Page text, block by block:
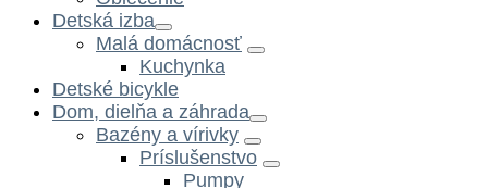
Detská izba
Malá domácnosť
Kuchynka
Detské bicykle
Dom, dielňa a záhrada
Bazény a vírivky
Príslušenstvo
Pumpy